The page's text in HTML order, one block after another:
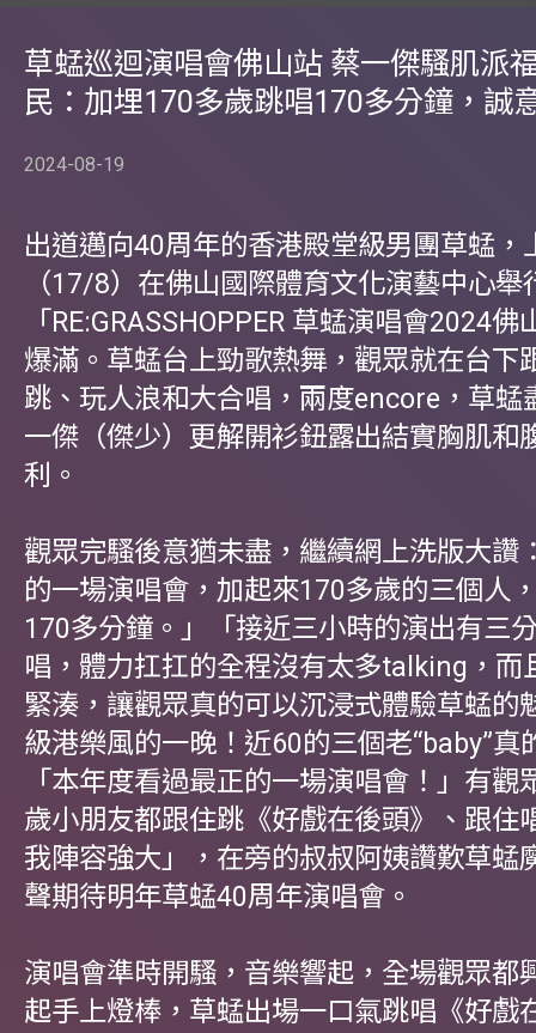
草蜢巡迴演唱會佛山站 蔡一傑騷肌派
民：加埋170多歲跳唱170多分鐘，誠
2024-08-19
出道邁向40周年的香港殿堂級男團草蜢，
（17/8）在佛山國際體育文化演藝中心舉
「RE:GRASSHOPPER 草蜢演唱會2024
爆滿。草蜢台上勁歌熱舞，觀眾就在台下
跳、玩人浪和大合唱，兩度encore，草蜢
一傑（傑少）更解開衫鈕露出結實胸肌和
利。
觀眾完騷後意猶未盡，繼續網上洗版大讚
的一場演唱會，加起來170多歲的三個人
170多分鐘。」「接近三小時的演出有三
唱，體力扛扛的全程沒有太多talking，而
緊湊，讓觀眾真的可以沉浸式體驗草蜢的
級港樂風的一晚！近60的三個老“baby”真
「本年度看過最正的一場演唱會！」有觀
歲小朋友都跟住跳《好戲在後頭》、跟住
我陣容強大」，在旁的叔叔阿姨讚歎草蜢
聲期待明年草蜢40周年演唱會。
演唱會準時開騷，音樂響起，全場觀眾都
起手上燈棒，草蜢出場一口氣跳唱《好戲